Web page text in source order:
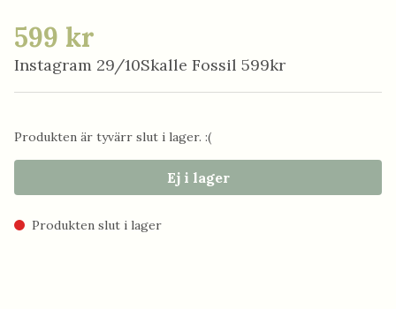
599 kr
Instagram 29/10Skalle Fossil 599kr
Produkten är tyvärr slut i lager. :(
Ej i lager
Produkten slut i lager